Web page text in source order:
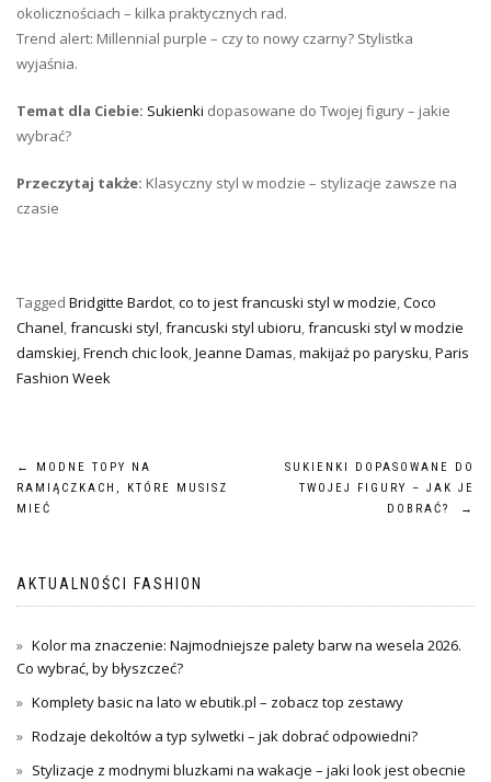
okolicznościach – kilka praktycznych rad.
Trend alert: Millennial purple – czy to nowy czarny? Stylistka
wyjaśnia.
Temat dla Ciebie: Sukienki dopasowane do Twojej figury – jakie
wybrać?
Przeczytaj także: Klasyczny styl w modzie – stylizacje zawsze na
czasie
Tagged Bridgitte Bardot,co to jest francuski styl w modzie,Coco
Chanel,francuski styl,francuski styl ubioru,francuski styl w modzie
damskiej,French chic look,Jeanne Damas,makijaż po parysku,Paris
Fashion Week
Nawigacja
wpisu
←
MODNE TOPY NA
RAMIĄCZKACH, KTÓRE MUSISZ
MIEĆ
SUKIENKI DOPASOWANE DO
TWOJEJ FIGURY – JAK JE
DOBRAĆ?
→
AKTUALNOŚCI FASHION
Kolor ma znaczenie: Najmodniejsze palety barw na wesela 2026.
Co wybrać, by błyszczeć?
Komplety basic na lato w ebutik.pl – zobacz top zestawy
Rodzaje dekoltów a typ sylwetki – jak dobrać odpowiedni?
Stylizacje z modnymi bluzkami na wakacje – jaki look jest obecnie